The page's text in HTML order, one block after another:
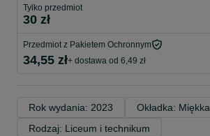
Tylko przedmiot
30 zł
Przedmiot z Pakietem Ochronnym
34,55 zł+ dostawa od 6,49 zł
Rok wydania: 2023 Okładka: Miękka
Rodzaj: Liceum i technikum